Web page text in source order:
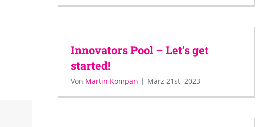
Innovators Pool – Let’s get
started!
Von Martin Kompan | März 21st, 2023